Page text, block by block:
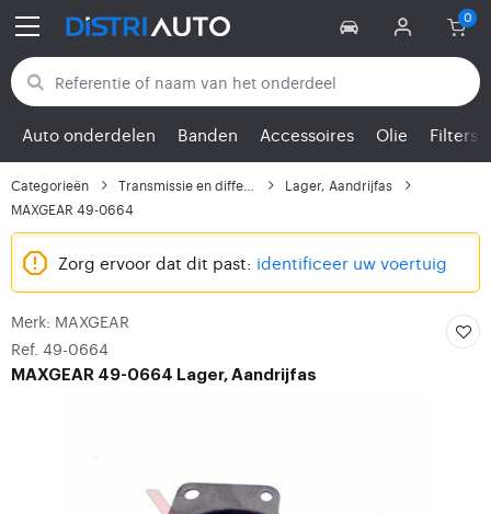
Terug naar categorieën
Auto onderdelen Banden Accessoires Olie Filters
Categorieën
Lager, Aandrijfas
MAXGEAR 49-0664
Zorg ervoor dat dit past: identificeer uw voertuig
Merk: MAXGEAR
Ref. 49-0664
MAXGEAR 49-0664 Lager, Aandrijfas